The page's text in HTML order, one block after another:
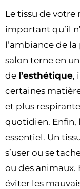
Le tissu de
important qu’il
l’ambiance de
salon terne en
de l’esthétique,
certaines
et plus
quotidien. Enfin,
essentiel. Un
s’user ou se
ou des animaux.
éviter les